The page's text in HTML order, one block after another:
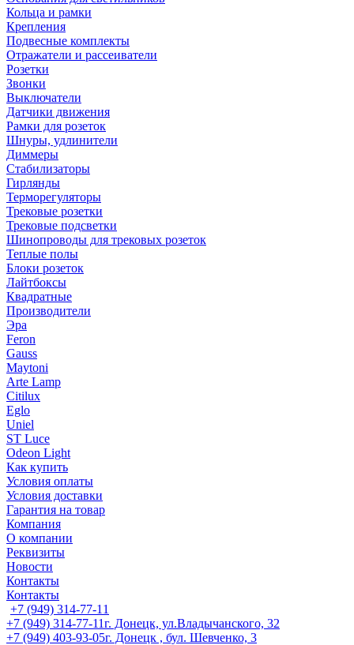
Кольца и рамки
Крепления
Подвесные комплекты
Отражатели и рассеиватели
Розетки
Звонки
Выключатели
Датчики движения
Рамки для розеток
Шнуры, удлинители
Диммеры
Стабилизаторы
Гирлянды
Терморегуляторы
Трековые розетки
Трековые подсветки
Шинопроводы для трековых розеток
Теплые полы
Блоки розеток
Лайтбоксы
Квадратные
Производители
Эра
Feron
Gauss
Maytoni
Arte Lamp
Citilux
Eglo
Uniel
ST Luce
Odeon Light
Как купить
Условия оплаты
Условия доставки
Гарантия на товар
Компания
О компании
Реквизиты
Новости
Контакты
Контакты
+7 (949) 314-77-11
+7 (949) 314-77-11г. Донецк, ул.Владычанского, 32
+7 (949) 403-93-05г. Донецк , бул. Шевченко, 3